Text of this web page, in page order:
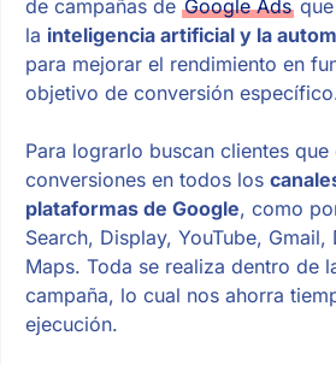
de campañas de Google Adsque
la inteligencia artificial y la
para mejorar el rendimiento en
objetivo de conversión
Para lograrlo buscan clientes que
conversiones en todos los
plataformas de Google, como
Search, Display, YouTube,
Maps. Toda se realiza dentro de
campaña, lo cual nos ahorra
ejecución.